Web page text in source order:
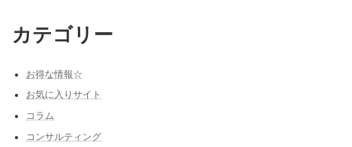
カテゴリー
お得な情報☆
お気に入りサイト
コラム
コンサルティング